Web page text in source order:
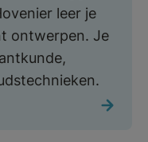
leer je
ontwerpen. Je